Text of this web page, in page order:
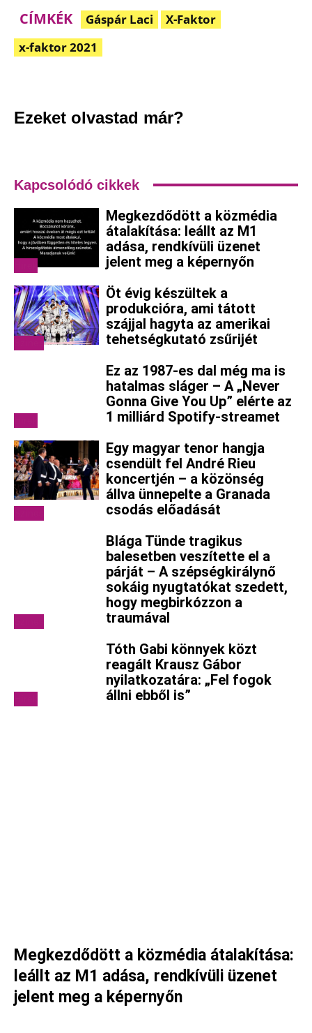
CÍMKÉK Gáspár Laci
X-Faktor
x-faktor 2021
Ezeket olvastad már?
Kapcsolódó cikkek
Megkezdődött a közmédia
átalakítása: leállt az M1
adása, rendkívüli üzenet
jelent meg a képernyőn
Öt évig készültek a
produkcióra, ami tátott
szájjal hagyta az amerikai
tehetségkutató zsűrijét
Ez az 1987-es dal még ma is
hatalmas sláger – A „Never
Gonna Give You Up” elérte az
1 milliárd Spotify-streamet
Egy magyar tenor hangja
csendült fel André Rieu
koncertjén – a közönség
állva ünnepelte a Granada
csodás előadását
Blága Tünde tragikus
balesetben veszítette el a
párját – A szépségkirálynő
sokáig nyugtatókat szedett,
hogy megbirkózzon a
traumával
Tóth Gabi könnyek közt
reagált Krausz Gábor
nyilatkozatára: „Fel fogok
állni ebből is”
Megkezdődött a közmédia átalakítása:
leállt az M1 adása, rendkívüli üzenet
jelent meg a képernyőn